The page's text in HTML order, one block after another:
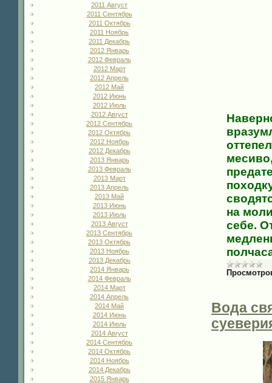
2011 Август
2011 Сентябрь
2011 Октябрь
2011 Ноябрь
2011 Декабрь
2012 Январь
2012 Февраль
2012 Март
2012 Апрель
2012 Май
2012 Июнь
2012 Июль
2012 Август
2012 Сентябрь
2012 Октябрь
2012 Ноябрь
2012 Декабрь
2013 Январь
2013 Февраль
2013 Март
2013 Апрель
2013 Май
2013 Июнь
2013 Июль
2013 Август
2013 Сентябрь
2013 Октябрь
2013 Ноябрь
2013 Декабрь
2014 Январь
2014 Февраль
2014 Март
2014 Апрель
2014 Май
2014 Июнь
2014 Июль
2014 Август
2014 Сентябрь
2014 Октябрь
2014 Ноябрь
2014 Декабрь
2015 Январь
на
себе.
Вода